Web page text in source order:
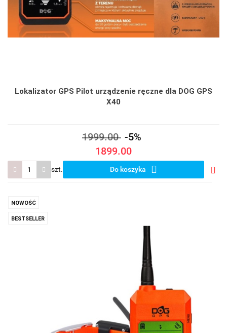
Lokalizator GPS Pilot urządzenie ręczne dla DOG GPS
X40
1999.00 -5%
1899.00
szt. Do koszyka
NOWOŚĆ
BESTSELLER